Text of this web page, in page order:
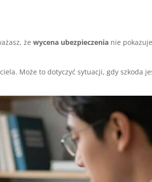
żewycena ubezpieczenia nie
Może to dotyczyć sytuacji, gdy szkoda